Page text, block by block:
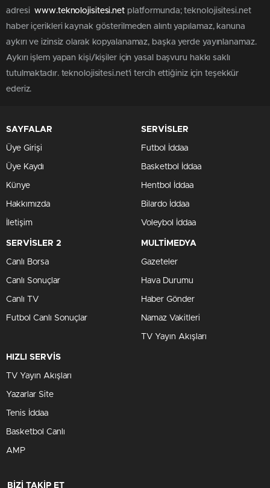
adresiwww.teknolojisitesi.netplatformunda; teknolojisitesi.net
haber içerikleri kaynak gösterilmeden alıntı yapılamaz, kanuna
aykırı ve izinsiz olarak kopyalanamaz, başka yerde yayınlanamaz.
Aykırı işlem yapan kişi/kişiler için yasal başvuru hakkı saklı
tutulmaktadır. teknolojisitesi.net'i tercih ettiğiniz için teşekkür
ederiz.
SAYFALAR
Üye Girişi
Üye Kaydı
Künye
Hakkımızda
İletişim
SERVİSLER
Futbol İddaa
Basketbol İddaa
Hentbol İddaa
Bilardo İddaa
Voleybol İddaa
SERVİSLER 2
Canlı Borsa
Canlı Sonuçlar
Canlı TV
Futbol Canlı Sonuçlar
MULTİMEDYA
Gazeteler
Hava Durumu
Haber Gönder
Namaz Vakitleri
TV Yayın Akışları
HIZLI SERVİS
TV Yayın Akışları
Yazarlar Site
Tenis İddaa
Basketbol Canlı
AMP
BİZİ TAKİP ET